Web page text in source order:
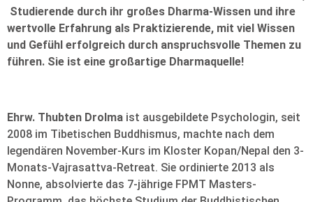
Studierende durch ihr großes Dharma-Wissen und ihre
wertvolle Erfahrung als Praktizierende, mit viel Wissen
und Gefühl erfolgreich durch anspruchsvolle Themen zu
führen. Sie ist eine großartige Dharmaquelle!
Ehrw. Thubten Drolma ist ausgebildete Psychologin, seit
2008 im Tibetischen Buddhismus, machte nach dem
legendären November-Kurs im Kloster Kopan/Nepal den 3-
Monats-Vajrasattva-Retreat. Sie ordinierte 2013 als
Nonne, absolvierte das 7-jährige FPMT Masters-